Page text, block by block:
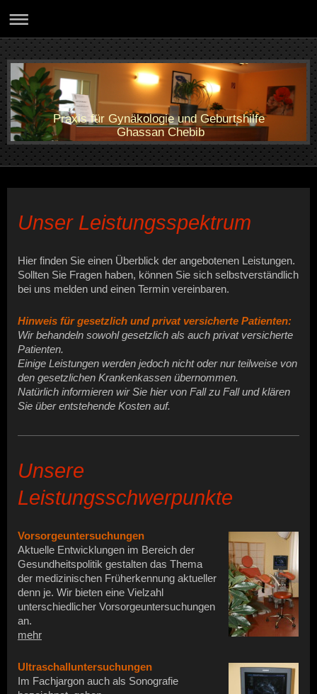
Praxis für Gynäkologie und Geburtshilfe
Ghassan Chebib
Unser Leistungsspektrum
Hier finden Sie einen Überblick der angebotenen Leistungen.
Sollten Sie Fragen haben, können Sie sich selbstverständlich
bei uns melden und einen Termin vereinbaren.
Hinweis für gesetzlich und privat versicherte Patienten:
Wir behandeln sowohl gesetzlich als auch privat versicherte
Patienten.
Einige Leistungen werden jedoch nicht oder nur teilweise von
den gesetzlichen Krankenkassen übernommen.
Natürlich informieren wir Sie hier von Fall zu Fall und klären
Sie über entstehende Kosten auf.
Unsere
Leistungsschwerpunkte
Vorsorgeuntersuchungen
Aktuelle Entwicklungen im Bereich der
Gesundheitspolitik gestalten das Thema
der medizinischen Früherkennung aktueller
denn je. Wir bieten eine Vielzahl
unterschiedlicher Vorsorgeuntersuchungen
an.
mehr
Ultraschalluntersuchungen
Im Fachjargon auch als Sonografie